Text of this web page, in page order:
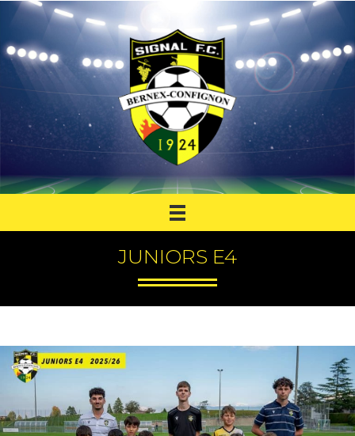
JUNIORS E4